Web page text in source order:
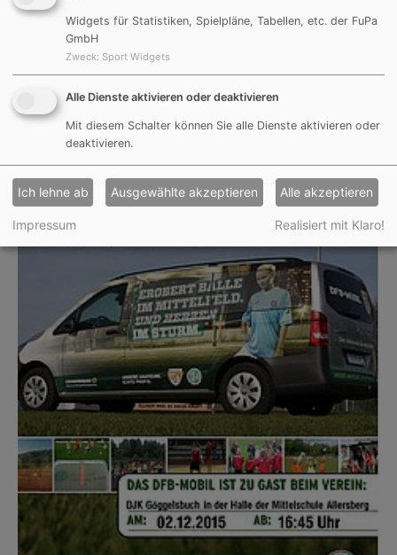
2016
Widgets für Statistiken, Spielpläne, Tabellen, etc. der FuPa
GmbH
Zweck: Sport Widgets
Alle Dienste aktivieren oder deaktivieren
Mit diesem Schalter können Sie alle Dienste aktivieren oder
deaktivieren.
Ich lehne ab Ausgewählte akzeptieren Alle akzeptieren
Impressum Realisiert mit Klaro!